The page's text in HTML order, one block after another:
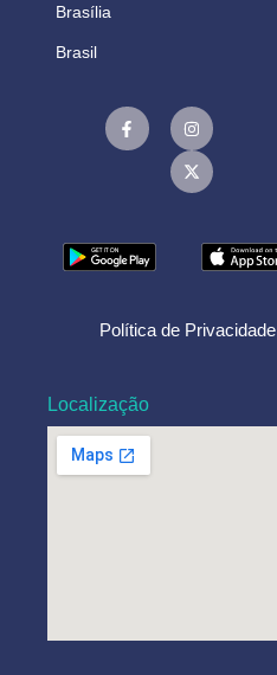
Brasília
Brasil
Política de Privacidade
Localização